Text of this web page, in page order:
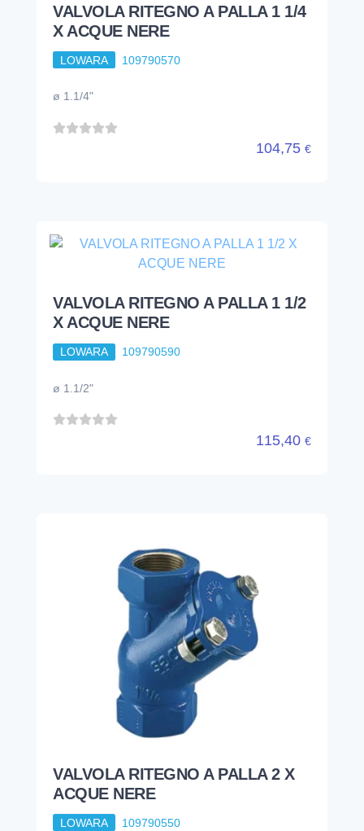
VALVOLA RITEGNO A PALLA 1 1/4
X ACQUE NERE
LOWARA 109790570
ø 1.1/4"
104,75 €
VALVOLA RITEGNO A PALLA 1 1/2
X ACQUE NERE
LOWARA 109790590
ø 1.1/2"
115,40 €
VALVOLA RITEGNO A PALLA 2 X
ACQUE NERE
LOWARA 109790550